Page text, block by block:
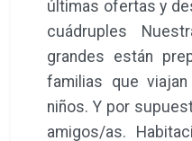
buscan un hotel
para turismo de
servicios que
estancia de forma
de alta velocidad,
restaurante, etc.